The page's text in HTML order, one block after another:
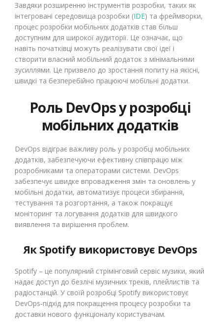
Завдяки розширенню інструментів розробки, таких як
інтегровані середовища розробки (IDE) та фреймворки,
процес розробки мобільних додатків став більш
доступним для широкої аудиторії. Це означає, що
навіть початківці можуть реалізувати свої ідеї і
створити власний мобільний додаток з мінімальними
зусиллями. Це призвело до зростання попиту на якісні,
швидкі та безперебійно працюючі мобільні додатки.
Роль DevOps у розробці
мобільних додатків
DevOps відіграє важливу роль у розробці мобільних
додатків, забезпечуючи ефективну співпрацю між
розробниками та операторами системи. DevOps
забезпечує швидке впровадження змін та оновлень у
мобільні додатки, автоматизує процеси збирання,
тестування та розгортання, а також покращує
моніторинг та логування додатків для швидкого
виявлення та вирішення проблем.
Як Spotify використовує DevOps
Spotify – це популярний стрімінговий сервіс музики, який
надає доступ до безлічі музичних треків, плейлистів та
радіостанцій. У своїй розробці Spotify використовує
DevOps-підхід для покращення процесу розробки та
доставки нового функціоналу користувачам.